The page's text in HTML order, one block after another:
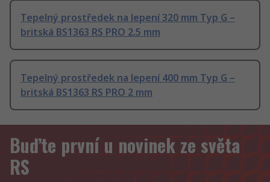
Tepelný prostředek na lepení 320 mm Typ G –
britská BS1363 RS PRO 2.5 mm
Tepelný prostředek na lepení 400 mm Typ G –
britská BS1363 RS PRO 2 mm
Buďte první u novinek ze světa
RS